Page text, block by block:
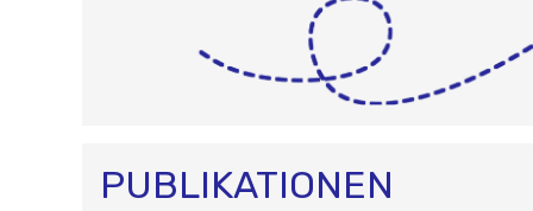
PUBLIKATIONEN